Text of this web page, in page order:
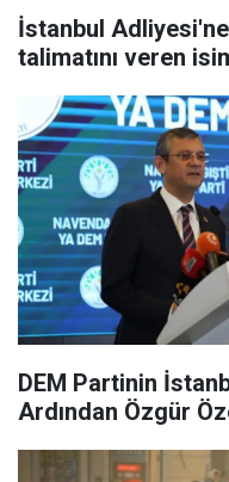
İstanbul Adliyesi'ne
talimatını veren
DEM Partinin
Ardından Özgür